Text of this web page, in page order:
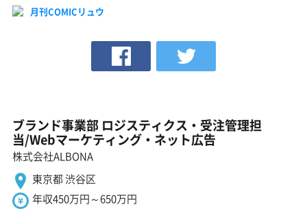
月刊COMICリュウ
ブランド事業部 ロジスティクス・受注管理担
当/Webマーケティング・ネット広告
株式会社ALBONA
東京都 渋谷区
年収450万円～650万円